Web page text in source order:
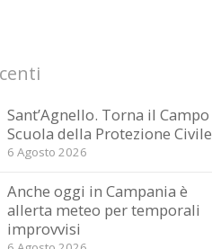
Sant’Agnello. Torna il Campo
Scuola della Protezione Civile
6 Agosto 2026
Anche oggi in Campania è
allerta meteo per temporali
improvvisi